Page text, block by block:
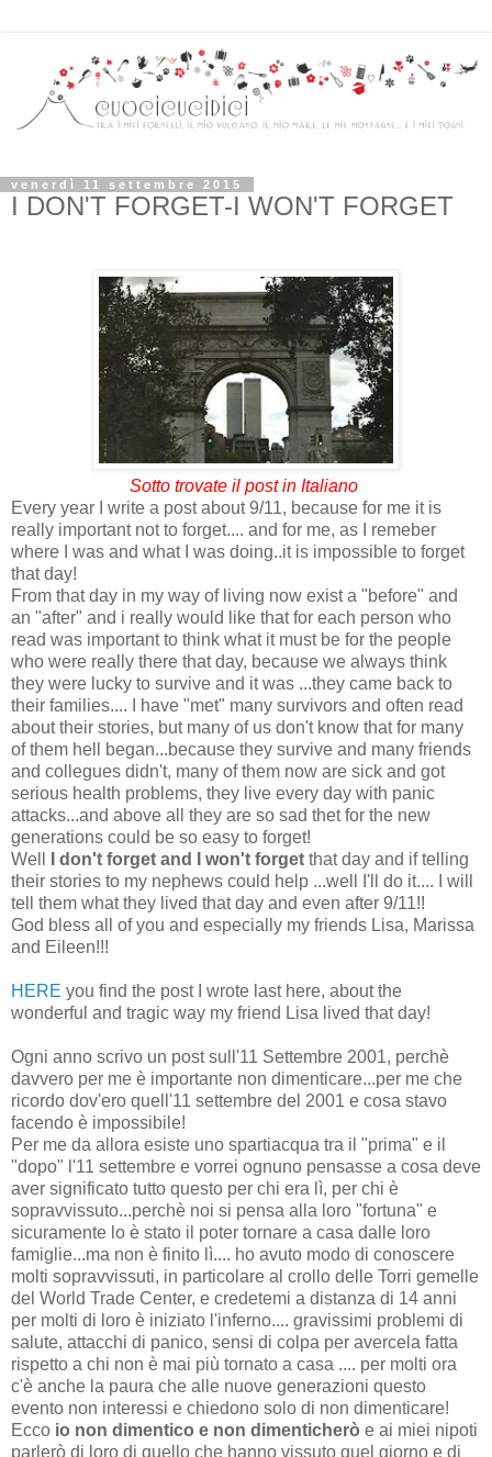
venerdì 11 settembre 2015
I DON'T FORGET-I WON'T FORGET
Sotto trovate il post in Italiano
Every year I write a post about 9/11, because for me it is
really important not to forget.... and for me, as I remeber
where I was and what I was doing..it is impossible to forget
that day!
From that day in my way of living now exist a "before" and
an "after" and i really would like that for each person who
read was important to think what it must be for the people
who were really there that day, because we always think
they were lucky to survive and it was ...they came back to
their families.... I have "met" many survivors and often read
about their stories, but many of us don't know that for many
of them hell began...because they survive and many friends
and collegues didn't, many of them now are sick and got
serious health problems, they live every day with panic
attacks...and above all they are so sad thet for the new
generations could be so easy to forget!
Well
I don't forget and I won't forget that day and if telling
their stories to my nephews could help ...well I'll do it.... I will
tell them what they lived that day and even after 9/11!!
God bless all of you and especially my friends Lisa, Marissa
and Eileen!!!
HERE you find the post I wrote last here, about the
wonderful and tragic way my friend Lisa lived that day!
Ogni anno scrivo un post sull'11 Settembre 2001, perchè
davvero per me è importante non dimenticare...per me che
ricordo dov'ero quell'11 settembre del 2001 e cosa stavo
facendo è impossibile!
Per me da allora esiste uno spartiacqua tra il "prima" e il
"dopo" l'11 settembre e vorrei ognuno pensasse a cosa deve
aver significato tutto questo per chi era lì, per chi è
sopravvissuto...perchè noi si pensa alla loro "fortuna" e
sicuramente lo è stato il poter tornare a casa dalle loro
famiglie...ma non è finito lì.... ho avuto modo di conoscere
molti sopravvissuti, in particolare al crollo delle Torri gemelle
del World Trade Center, e credetemi a distanza di 14 anni
per molti di loro è iniziato l'inferno.... gravissimi problemi di
salute, attacchi di panico, sensi di colpa per avercela fatta
rispetto a chi non è mai più tornato a casa .... per molti ora
c'è anche la paura che alle nuove generazioni questo
evento non interessi e chiedono solo di non dimenticare!
Ecco io non dimentico e non dimenticherò e ai miei nipoti
parlerò di loro di quello che hanno vissuto quel giorno e di